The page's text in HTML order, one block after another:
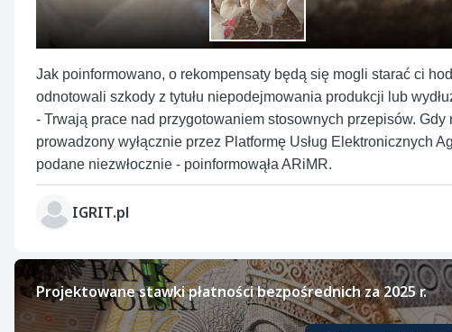
Jak poinformowano, o rekompensaty będą się mogli starać ci
odnotowali szkody z tytułu niepodejmowania produkcji lub
- Trwają prace nad przygotowaniem stosownych przepisów.
prowadzony wyłącznie przez Platformę Usług Elektronicznych
podane niezwłocznie - poinformowąła ARiMR.
IGRIT.pl
Projektowane stawki płatności bezpośrednich za 2025 r.